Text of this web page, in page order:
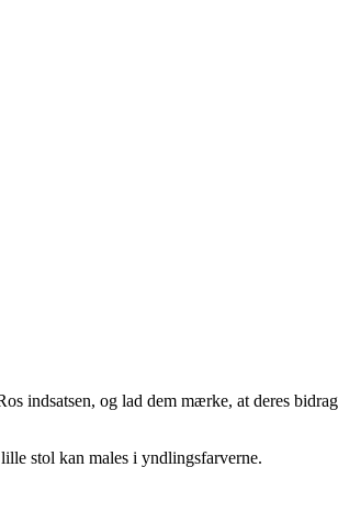
indsatsen, og lad dem mærke, at deres bidrag
stol kan males i yndlingsfarverne.